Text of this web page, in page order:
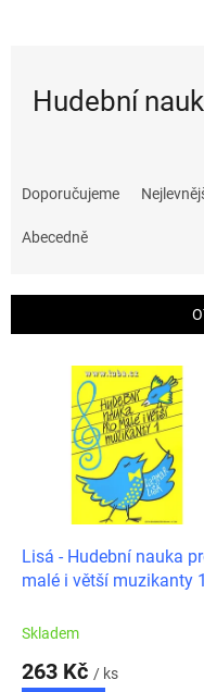
Hudební
r
Doporučujeme
Abecedně
Lisá - Hudební nauka
malé i větší muzikanty 1
Skladem
263 Kč / ks